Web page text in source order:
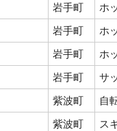
岩手町
ホ
岩手町
ホ
岩手町
ホ
岩手町
サ
紫波町
自
紫波町
ス